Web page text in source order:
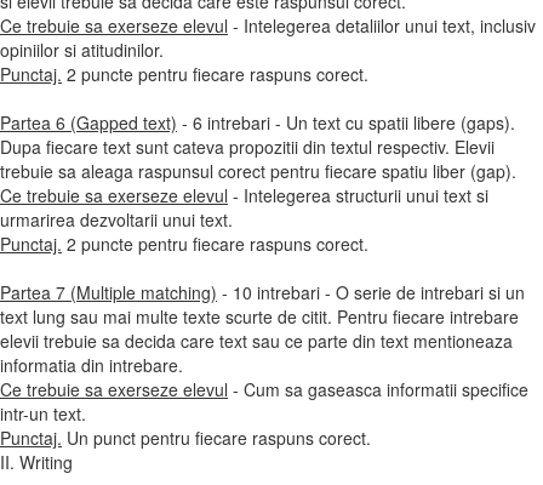
Ce trebuie sa exerseze elevul - Intelegerea detaliilor unui text, inclusiv
opiniilor si atitudinilor.
Punctaj. 2 puncte pentru fiecare raspuns corect.
Partea 6 (Gapped text) - 6 intrebari - Un text cu spatii libere (gaps).
Dupa fiecare text sunt cateva propozitii din textul respectiv. Elevii
trebuie sa aleaga raspunsul corect pentru fiecare spatiu liber (gap).
Ce trebuie sa exerseze elevul - Intelegerea structurii unui text si
urmarirea dezvoltarii unui text.
Punctaj. 2 puncte pentru fiecare raspuns corect.
Partea 7 (Multiple matching) - 10 intrebari - O serie de intrebari si un
text lung sau mai multe texte scurte de citit. Pentru fiecare intrebare
elevii trebuie sa decida care text sau ce parte din text mentioneaza
informatia din intrebare.
Ce trebuie sa exerseze elevul - Cum sa gaseasca informatii specifice
intr-un text.
Punctaj. Un punct pentru fiecare raspuns corect.
II. Writing